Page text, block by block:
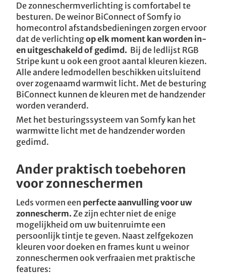
De zonneschermverlichting is comfortabel te
besturen. De weinor BiConnect of Somfy io
homecontrol afstandsbedieningen zorgen ervoor
dat de verlichtingop elk moment kan worden in-
en uitgeschakeld of gedimd. Bij de ledlijst RGB
Stripe kunt u ook een groot aantal kleuren kiezen.
Alle andere ledmodellen beschikken uitsluitend
over zogenaamd warmwit licht. Met de besturing
BiConnect kunnen de kleuren met de handzender
worden veranderd.
Met het besturingssysteem van Somfy kan het
warmwitte licht met de handzender worden
gedimd.
Ander praktisch toebehoren
voor zonneschermen
Leds vormen een perfecte aanvulling voor uw
zonnescherm. Ze zijn echter niet de enige
mogelijkheid om uw buitenruimte een
persoonlijk tintje te geven. Naast zelfgekozen
kleuren voor doeken en frames kunt u weinor
zonneschermen ook verfraaien met praktische
features: